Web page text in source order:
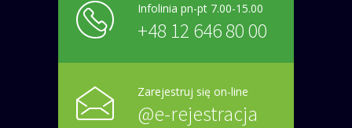
Infolinia pn-pt 7.00-15.00
+48 12 646 80 00
Zarejestruj się on-line
@e-rejestracja